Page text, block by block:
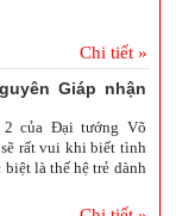
Chi tiết »
Giáp nhận
của Đại tướng Võ
rất vui khi biết tình
biệt là thế hệ trẻ dành